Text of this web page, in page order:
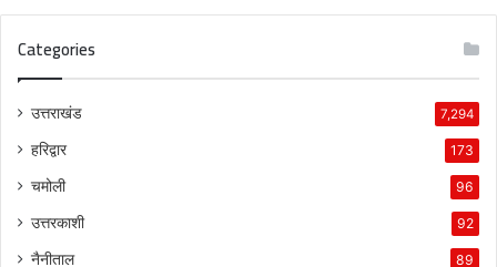
Categories
उत्तराखंड 7,294
हरिद्वार 173
चमोली 96
उत्तरकाशी 92
नैनीताल 89